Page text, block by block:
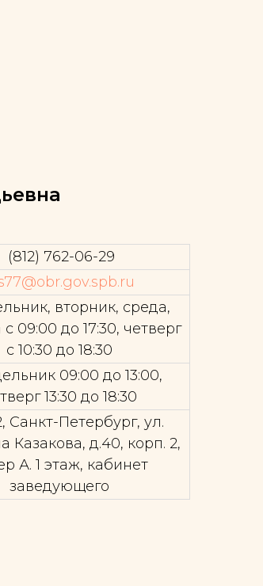
(812) 762-06-29
вторник, среда,
09:00 до 17:30, четверг
с 10:30 до 18:30
09:00 до 13:00,
13:30 до 18:30
Санкт-Петербург, ул.
Казакова, д.40, корп. 2,
А. 1 этаж, кабинет
заведующего